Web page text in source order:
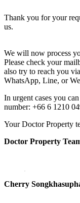
Thank you for your
us.
We will now process
Please check your
also try to reach you
WhatsApp, Line, or
In urgent cases you
number: +66 6 1210
Your Doctor Property
Doctor Property
Cherry